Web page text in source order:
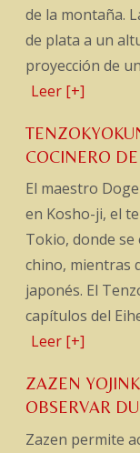
de la montaña.
de plata a un
proyección de
Leer [+]
COCINERO
El maestro
en Kosho-ji, el
Tokio, donde se
chino, mientras
japonés. El
capítulos del
Leer [+]
ZAZEN
OBSERVAR
Zazen permite